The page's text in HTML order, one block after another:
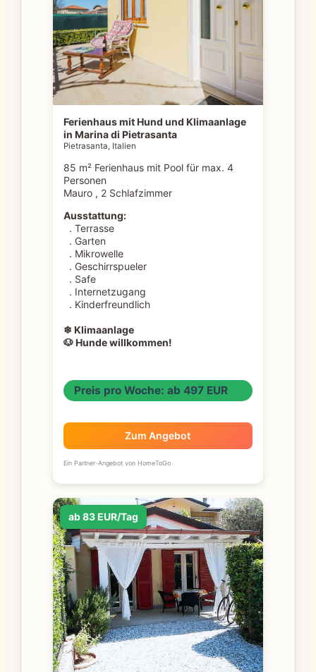
Ferienhaus mit Hund und Klimaanlage
in Marina di Pietrasanta
Pietrasanta, Italien
85 m² Ferienhaus mit Pool für max. 4
Personen
Mauro , 2 Schlafzimmer
Ausstattung:
. Terrasse
. Garten
. Mikrowelle
. Geschirrspueler
. Safe
. Internetzugang
. Kinderfreundlich
❄ Klimaanlage
🐶 Hunde willkommen!
Preis pro Woche: ab 497 EUR
Zum Angebot
Ein Partner-Angebot von HomeToGo
ab 83 EUR/Tag